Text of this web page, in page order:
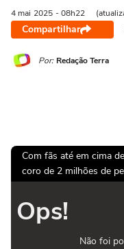
4 mai 2025 - 08h22
Compartilhar
Por: Redação Terra
Com fãs até em cima
coro de 2 milhões de
Ops!
Não foi